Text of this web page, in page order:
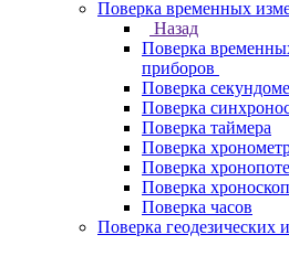
Поверка временных
Назад
Поверка
приборов
Поверка
Поверка
Поверка таймера
Поверка
Поверка
Поверка
Поверка часов
Поверка геодезических